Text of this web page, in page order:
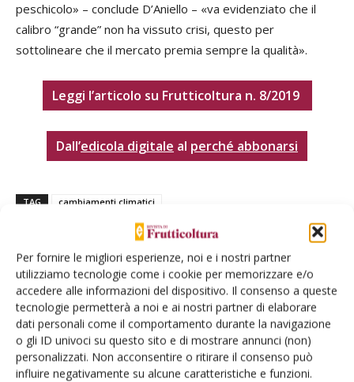
Per fornire le migliori esperienze, noi e i nostri partner
utilizziamo tecnologie come i cookie per memorizzare e/o
accedere alle informazioni del dispositivo. Il consenso a queste
tecnologie permetterà a noi e ai nostri partner di elaborare
dati personali come il comportamento durante la navigazione
o gli ID univoci su questo sito e di mostrare annunci (non)
personalizzati. Non acconsentire o ritirare il consenso può
influire negativamente su alcune caratteristiche e funzioni.
peschicolo» – conclude D’Aniello – «va evidenziato che il
calibro “grande” non ha vissuto crisi, questo per
sottolineare che il mercato premia sempre la qualità».
Leggi l’articolo su Frutticoltura n. 8/2019
Dall’edicola digitale al perché abbonarsi
TAG cambiamenti climatici
Facebook Twitter
Articoli correlati